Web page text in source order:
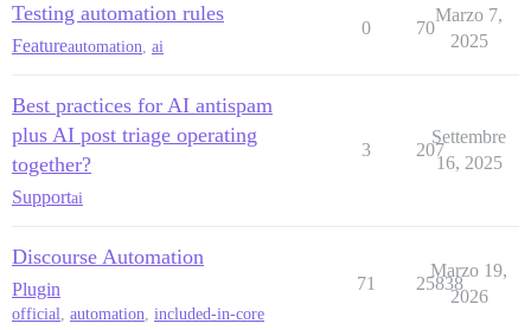
Testing automation rules
Featureautomation ai
0 70
Marzo 7,
2025
Best practices for AI antispam
plus AI post triage operating
together?
Supportai
3 207
Settembre
16, 2025
Discourse Automation
Plugin
official, automation, included-in-core
71 25838
Marzo 19,
2026